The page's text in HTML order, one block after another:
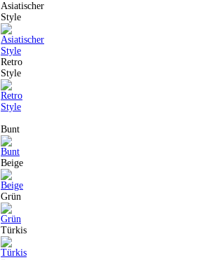
Asiatischer
Style
Retro
Style
Bunt
Beige
Grün
Türkis